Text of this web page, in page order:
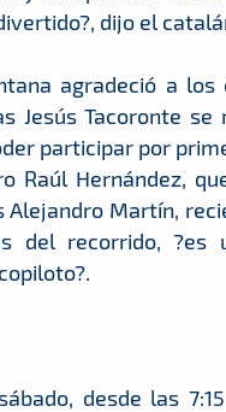
dijo el
agradeció a
Jesús Tacoronte
participar por
Raúl Hernández,
Martín,
del recorrido,
desde las